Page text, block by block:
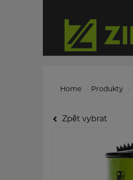
Home Produkty
Zpět vybrat